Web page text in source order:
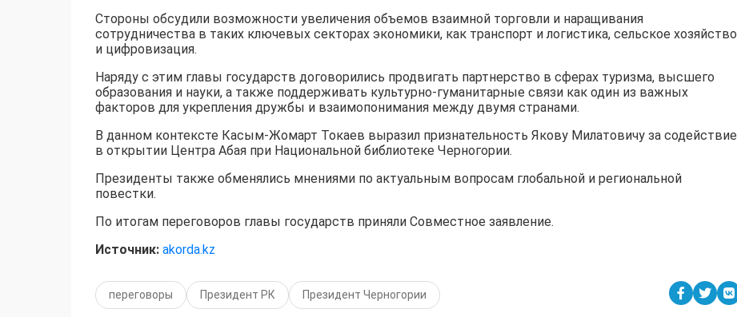
Стороны обсудили возможности увеличения объемов взаимной торговли и наращивания
сотрудничества в таких ключевых секторах экономики, как транспорт и логистика, сельское хозяйство
и цифровизация.
Наряду с этим главы государств договорились продвигать партнерство в сферах туризма, высшего
образования и науки, а также поддерживать культурно-гуманитарные связи как один из важных
факторов для укрепления дружбы и взаимопонимания между двумя странами.
В данном контексте Касым-Жомарт Токаев выразил признательность Якову Милатовичу за содействие
в открытии Центра Абая при Национальной библиотеке Черногории.
Президенты также обменялись мнениями по актуальным вопросам глобальной и региональной
повестки.
По итогам переговоров главы государств приняли Совместное заявление.
Источник: akorda.kz
переговоры Президент РК Президент Черногории